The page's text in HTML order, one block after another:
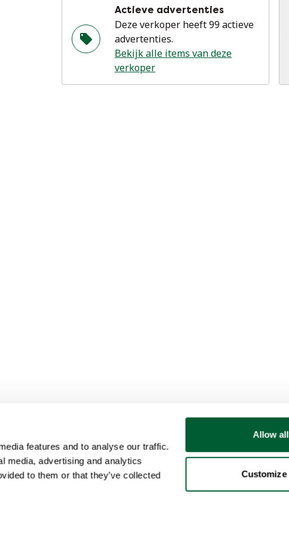
features and to analyse our traffic.
media, advertising and analytics
to them or that they’ve collected
Allow all
Customize
Actieve advertenties
Deze verkoper heeft 99 actieve
advertenties.
Bekijk alle items van deze
verkoper